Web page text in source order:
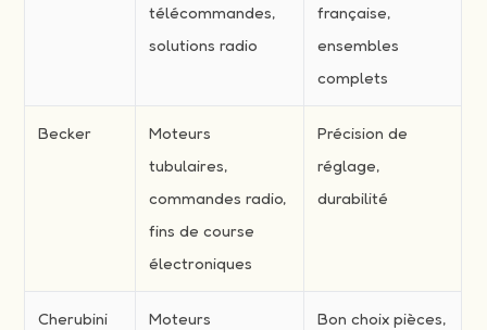
télécommandes,
solutions radio
française,
ensembles
complets
Becker
Moteurs
tubulaires,
commandes radio,
fins de course
électroniques
Précision de
réglage,
durabilité
Cherubini
Moteurs
Bon choix pièces,